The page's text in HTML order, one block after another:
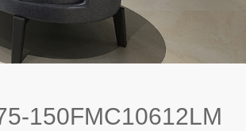
150FMC10612LM